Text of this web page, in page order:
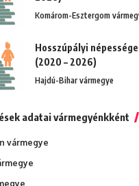
Komárom-Esztergom
Hosszúpályi
(2020 – 2026)
Hajdú-Bihar vármegye
adatai vármegyénkként
vármegye